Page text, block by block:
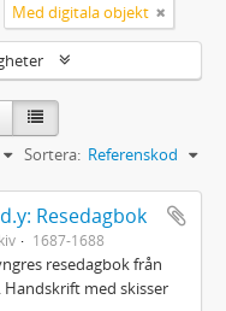
Med digitala objekt
Sortera: Referenskod
Resedagbok
1687-1688
resedagbok från
Handskrift med skisser